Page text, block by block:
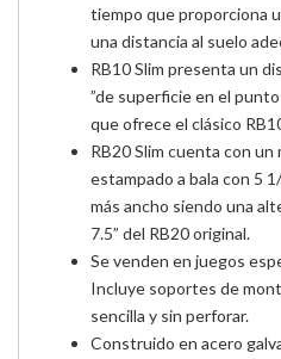
tiempo que proporciona
una distancia al suelo
RB10 Slim presenta un
”de superficie en el
que ofrece el clásico
RB20 Slim cuenta con
estampado a bala con 5
más ancho siendo una
7.5” del RB20 original.
Se venden en juegos
Incluye soportes de
sencilla y sin perforar.
Construido en acero